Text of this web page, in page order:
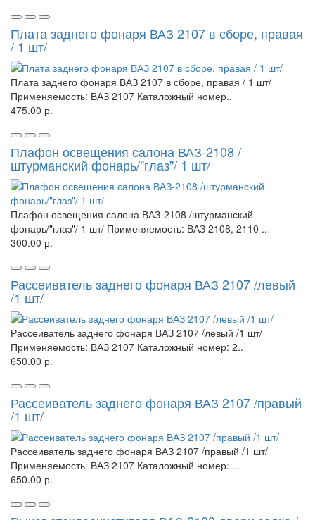
Плата заднего фонаря ВАЗ 2107 в сборе, правая
/ 1 шт/
Плата заднего фонаря ВАЗ 2107 в сборе, правая / 1 шт/
Применяемость: ВАЗ 2107 Каталожный номер..
475.00 р.
Плафон освещения салона ВАЗ-2108 /
штурманский фонарь/"глаз"/ 1 шт/
Плафон освещения салона ВАЗ-2108 /штурманский
фонарь/"глаз"/ 1 шт/ Применяемость: ВАЗ 2108, 2110 ..
300.00 р.
Рассеиватель заднего фонаря ВАЗ 2107 /левый
/1 шт/
Рассеиватель заднего фонаря ВАЗ 2107 /левый /1 шт/
Применяемость: ВАЗ 2107 Каталожный номер: 2..
650.00 р.
Рассеиватель заднего фонаря ВАЗ 2107 /правый
/1 шт/
Рассеиватель заднего фонаря ВАЗ 2107 /правый /1 шт/
Применяемость: ВАЗ 2107 Каталожный номер: ..
650.00 р.